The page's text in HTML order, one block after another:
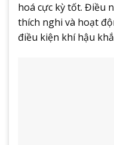
hoá cực kỳ tốt. Điều
thích nghi và hoạt
điều kiện khí hậu